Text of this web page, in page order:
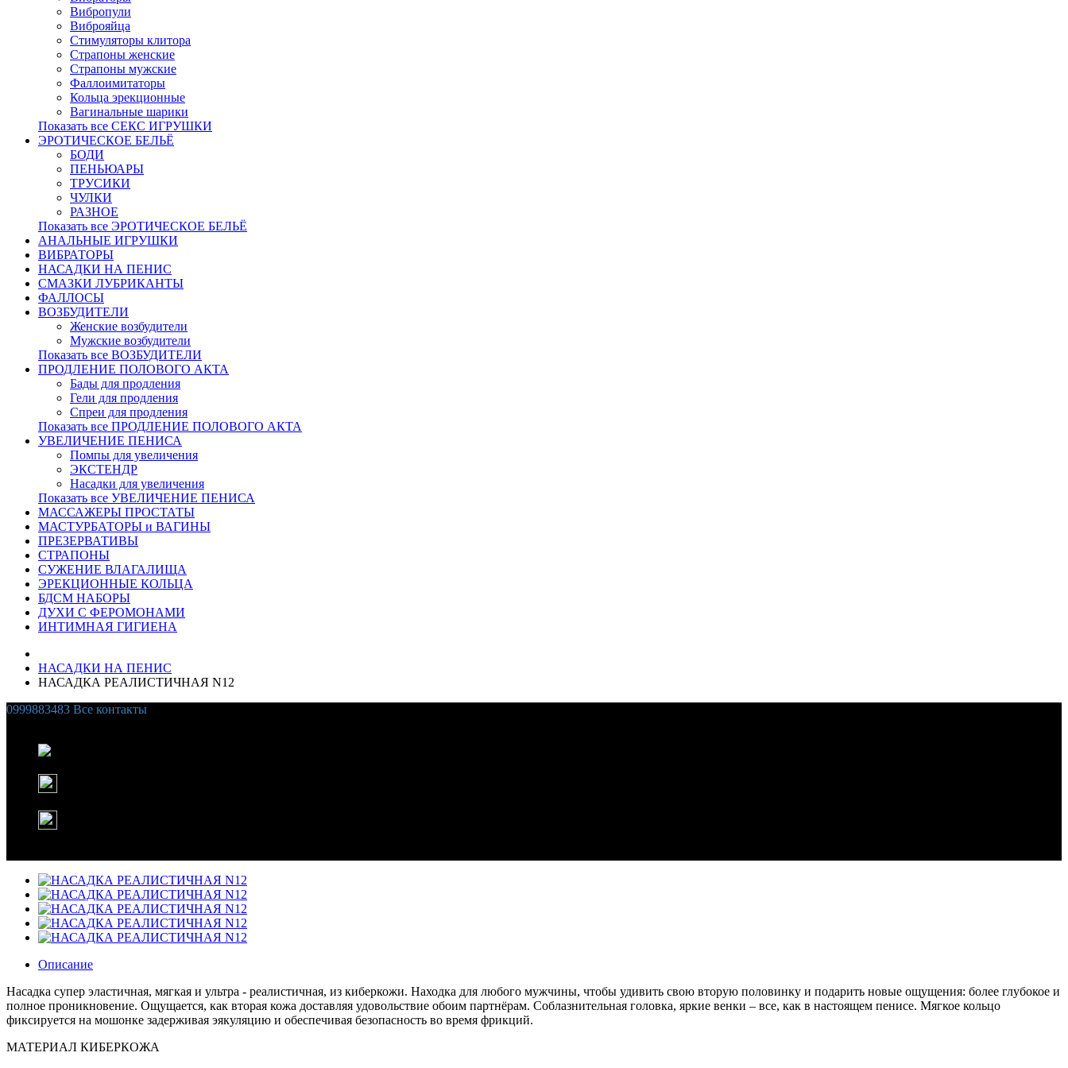
Вибропули
Виброяйца
Стимуляторы клитора
Страпоны женские
Страпоны мужские
Фаллоимитаторы
Кольца эрекционные
Вагинальные шарики
Показать все СЕКС ИГРУШКИ
ЭРОТИЧЕСКОЕ БЕЛЬЁ
БОДИ
ПЕНЬЮАРЫ
ТРУСИКИ
ЧУЛКИ
РАЗНОЕ
Показать все ЭРОТИЧЕСКОЕ БЕЛЬЁ
АНАЛЬНЫЕ ИГРУШКИ
ВИБРАТОРЫ
НАСАДКИ НА ПЕНИС
СМАЗКИ ЛУБРИКАНТЫ
ФАЛЛОСЫ
ВОЗБУДИТЕЛИ
Женские возбудители
Мужские возбудители
Показать все ВОЗБУДИТЕЛИ
ПРОДЛЕНИЕ ПОЛОВОГО АКТА
Бады для продления
Гели для продления
Спреи для продления
Показать все ПРОДЛЕНИЕ ПОЛОВОГО АКТА
УВЕЛИЧЕНИЕ ПЕНИСА
Помпы для увеличения
ЭКСТЕНДР
Насадки для увеличения
Показать все УВЕЛИЧЕНИЕ ПЕНИСА
МАССАЖЕРЫ ПРОСТАТЫ
МАСТУРБАТОРЫ и ВАГИНЫ
ПРЕЗЕРВАТИВЫ
СТРАПОНЫ
СУЖЕНИЕ ВЛАГАЛИЩА
ЭРЕКЦИОННЫЕ КОЛЬЦА
БДСМ НАБОРЫ
ДУХИ С ФЕРОМОНАМИ
ИНТИМНАЯ ГИГИЕНА
НАСАДКИ НА ПЕНИС
НАСАДКА РЕАЛИСТИЧНАЯ N12
0999883483 Все контакты
Описание
Насадка супер эластичная, мягкая и ультра - реалистичная, из киберкожи. Находка для любого мужчины, чтобы удивить свою вторую половинку и подарить новые ощущения: более глубокое и
полное проникновение. Ощущается, как вторая кожа доставляя удовольствие обоим партнёрам. Соблазнительная головка, яркие венки – все, как в настоящем пенисе. Мягкое кольцо
фиксируется на мошонке задерживая эякуляцию и обеспечивая безопасность во время фрикций.
МАТЕРИАЛ КИБЕРКОЖА